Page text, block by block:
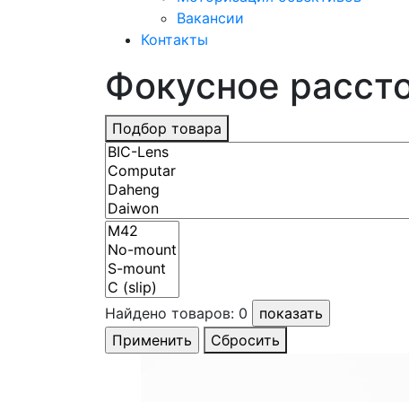
Вакансии
Контакты
Фокусное
Подбор товара
Найдено товаров: 0
Сбросить